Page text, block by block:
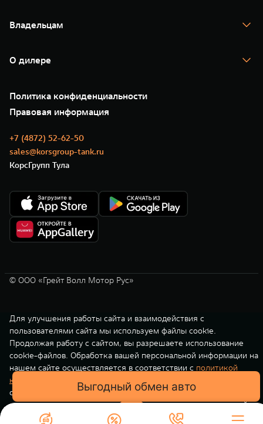
Тест-драйв
TANK Финансы
Корпоративным клиентам
Зарядные станции
Владельцам
Помощь на дороге
Новые цифровые сервисы TANK
Сервис
Нулевое ТО
Моторные масла
О дилере
35 лет GWM
GWM ТЕХ ДЕНЬ
Новости
Политика конфиденциальности
Правовая информация
+7 (4872) 52-62-50
sales@korsgroup-tank.ru
КорсГрупп Тула
© ООО «Грейт Волл Мотор Рус»
Для улучшения работы сайта и взаимодействия с
пользователями сайта мы используем файлы cookie.
Продолжая работу с сайтом, вы разрешаете использование
cookie-файлов. Обработка вашей персональной информации на
нашем сайте осуществляется в соответствии с политикой
конфиденциальности
. Вы всегда можете отключить файлы
cookie в настройках вашего браузера. Если файлы cookie
отключены, это может означать, что вы не можете в полной
мере использовать все функции нашего сайта.
Выгодный обмен авто